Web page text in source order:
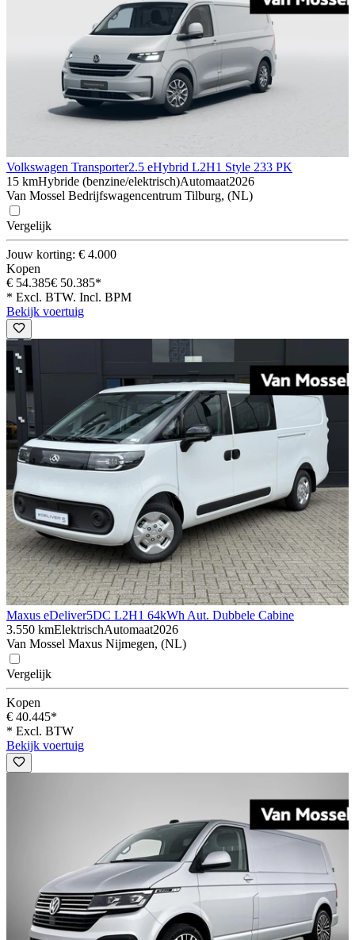
Volkswagen Transporter2.5 eHybrid L2H1 Style 233 PK
15 kmHybride (benzine/elektrisch)Automaat2026
Van Mossel Bedrijfswagencentrum Tilburg, (NL)
Vergelijk
Jouw korting: € 4.000
Kopen
€ 54.385€ 50.385*
* Excl. BTW. Incl. BPM
Bekijk voertuig
Maxus eDeliver5DC L2H1 64kWh Aut. Dubbele Cabine
3.550 kmElektrischAutomaat2026
Van Mossel Maxus Nijmegen, (NL)
Vergelijk
Kopen
€ 40.445*
* Excl. BTW
Bekijk voertuig